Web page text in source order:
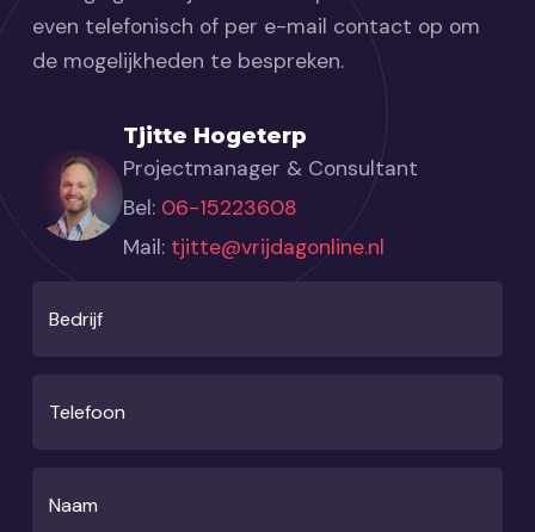
even telefonisch of per e-mail contact op om
de mogelijkheden te bespreken.
Tjitte Hogeterp
Projectmanager & Consultant
Bel: 06-15223608
Mail: tjitte@vrijdagonline.nl
Bedrijf
Telefoon
Naam